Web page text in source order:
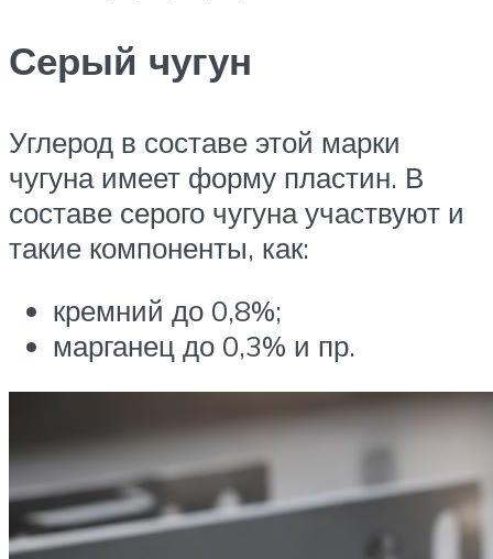
Серый чугун
Углерод в составе этой марки
чугуна имеет форму пластин. В
составе серого чугуна участвуют и
такие компоненты, как:
кремний до 0,8%;
марганец до 0,3% и пр.